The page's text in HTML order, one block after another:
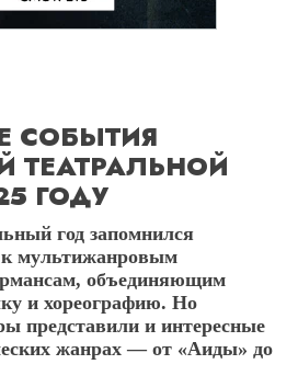
СОБЫТИЯ
ТЕАТРАЛЬНОЙ
ГОДУ
год запомнился
к мультижанровым
объединяющим
и хореографию. Но
представили и интересные
жанрах — от «Аиды» до